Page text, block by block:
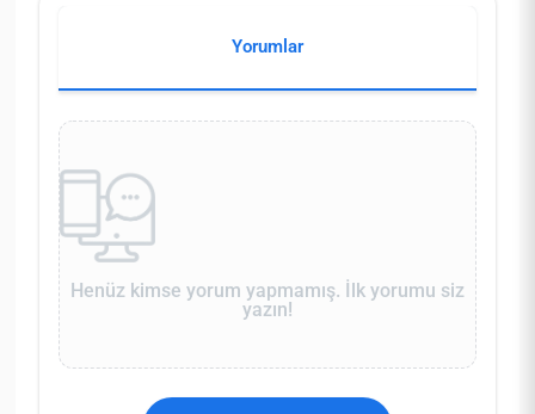
Yorumlar
Henüz kimse yorum yapmamış. İlk yorumu siz
yazın!